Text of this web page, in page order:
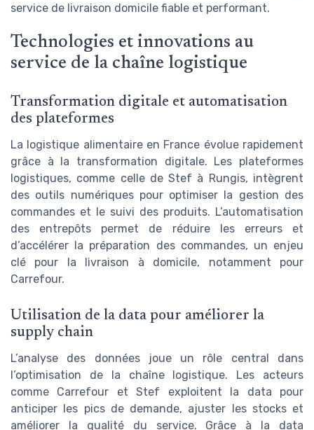
service de livraison domicile fiable et performant.
Technologies et innovations au
service de la chaîne logistique
Transformation digitale et automatisation
des plateformes
La logistique alimentaire en France évolue rapidement
grâce à la transformation digitale. Les plateformes
logistiques, comme celle de Stef à Rungis, intègrent
des outils numériques pour optimiser la gestion des
commandes et le suivi des produits. L’automatisation
des entrepôts permet de réduire les erreurs et
d’accélérer la préparation des commandes, un enjeu
clé pour la livraison à domicile, notamment pour
Carrefour.
Utilisation de la data pour améliorer la
supply chain
L’analyse des données joue un rôle central dans
l’optimisation de la chaîne logistique. Les acteurs
comme Carrefour et Stef exploitent la data pour
anticiper les pics de demande, ajuster les stocks et
améliorer la qualité du service. Grâce à la data